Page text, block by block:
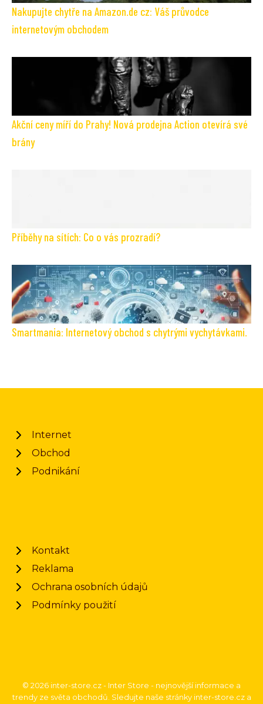
Nakupujte chytře na Amazon.de cz: Váš průvodce
internetovým obchodem
Akční ceny míří do Prahy! Nová prodejna Action otevírá své
brány
Příběhy na sítích: Co o vás prozradí?
Smartmania: Internetový obchod s chytrými vychytávkami.
Internet
Obchod
Podnikání
Kontakt
Reklama
Ochrana osobních údajů
Podmínky použití
© 2026 inter-store.cz - Inter Store - nejnovější informace a
trendy ze světa obchodů. Sledujte naše stránky inter-store.cz a